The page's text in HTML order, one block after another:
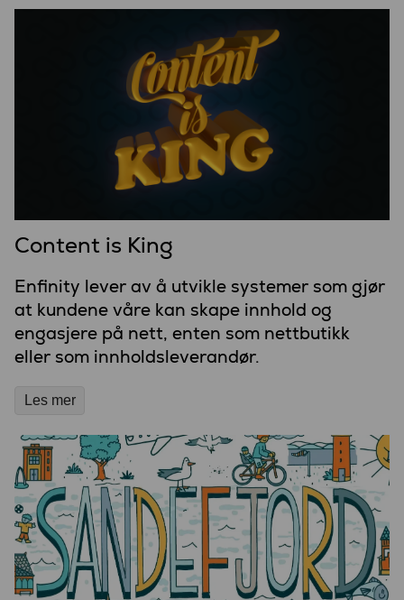
Content is King
Enfinity lever av å utvikle systemer som gjør
at kundene våre kan skape innhold og
engasjere på nett, enten som nettbutikk
eller som innholdsleverandør.
Les mer